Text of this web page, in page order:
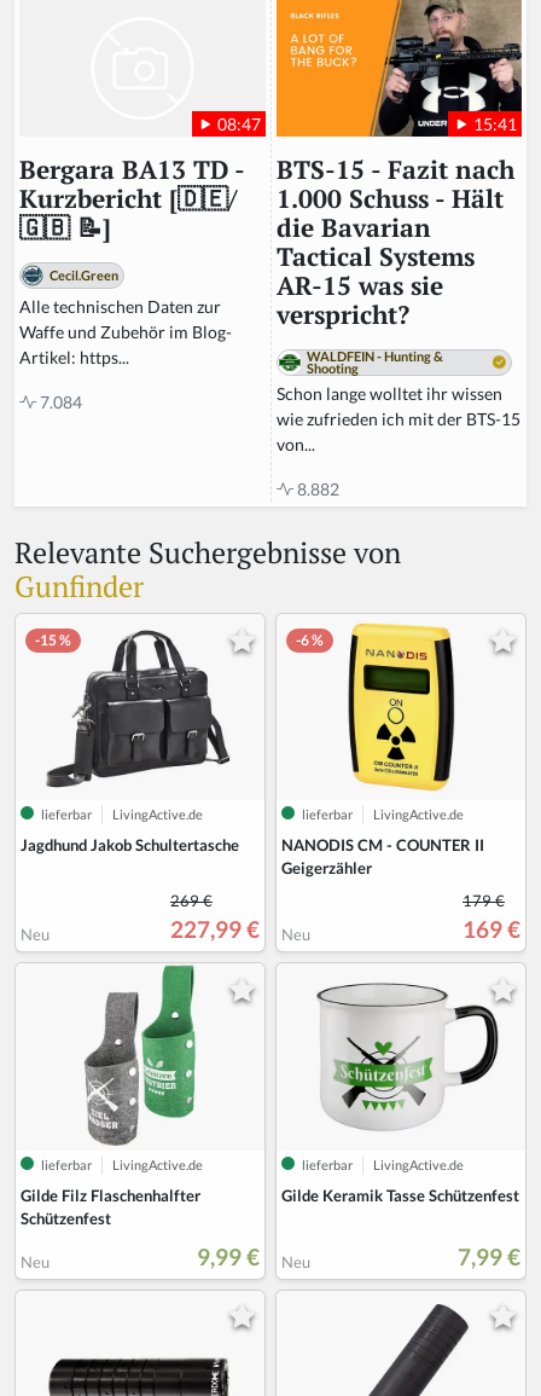
08:47
Bergara BA13 TD -
Kurzbericht [🇩🇪/
🇬🇧 📝]
Cecil.Green
Alle technischen Daten zur
Waffe und Zubehör im Blog-
Artikel: https...
7.084
15:41
BTS-15 - Fazit nach
1.000 Schuss - Hält
die Bavarian
Tactical Systems
AR-15 was sie
verspricht?
WALDFEIN - Hunting &
Shooting
Schon lange wolltet ihr wissen
wie zufrieden ich mit der BTS-15
von...
8.882
Relevante Suchergebnisse von
Gunfinder